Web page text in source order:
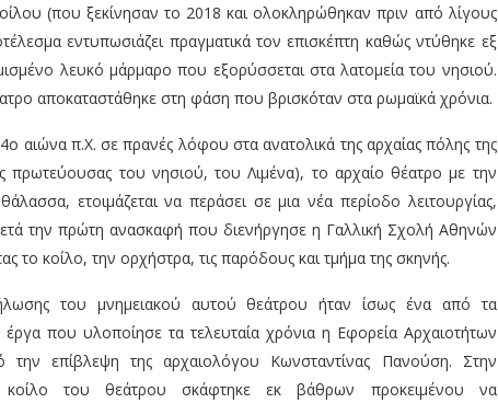
(που ξεκίνησαν το 2018 και ολοκληρώθηκαν πριν από λίγους
εντυπωσιάζει πραγματικά τον επισκέπτη καθώς ντύθηκε εξ
λευκό μάρμαρο που εξορύσσεται στα λατομεία του νησιού.
αποκαταστάθηκε στη φάση που βρισκόταν στα ρωμαϊκά χρόνια.
αιώνα π.Χ. σε πρανές λόφου στα ανατολικά της αρχαίας πόλης της
πρωτεύουσας του νησιού, του Λιμένα), το αρχαίο θέατρο με την
ετοιμάζεται να περάσει σε μια νέα περίοδο λειτουργίας,
την πρώτη ανασκαφή που διενήργησε η Γαλλική Σχολή Αθηνών
το κοίλο, την ορχήστρα, τις παρόδους και τμήμα της σκηνής.
του μνημειακού αυτού θεάτρου ήταν ίσως ένα από τα
έργα που υλοποίησε τα τελευταία χρόνια η Εφορεία Αρχαιοτήτων
επίβλεψη της αρχαιολόγου Κωνσταντίνας Πανούση. Στην
κοίλο του θεάτρου σκάφτηκε εκ βάθρων προκειμένου να